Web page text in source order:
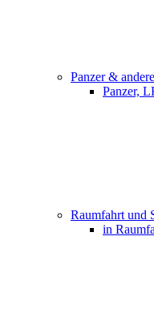
Panzer &
Panzer,
Raumfahrt und
in